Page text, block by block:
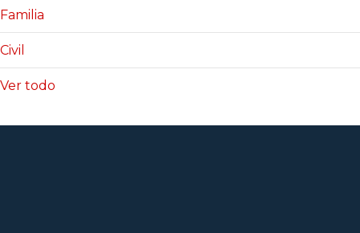
Familia
Civil
Ver todo